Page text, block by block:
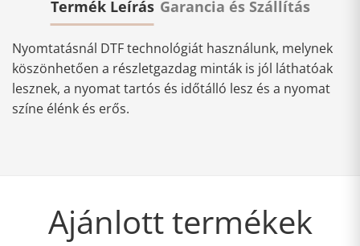
Termék Leírás Garancia és Szállítás
Nyomtatásnál DTF technológiát használunk, melynek
köszönhetően a részletgazdag minták is jól láthatóak
lesznek, a nyomat tartós és időtálló lesz és a nyomat
színe élénk és erős.
Ajánlott termékek